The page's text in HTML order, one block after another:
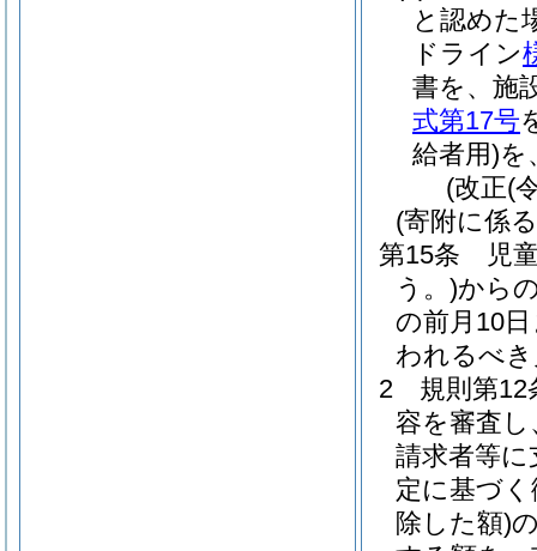
と認めた
ドライン
書を、施
式第17号
給者用)を
(改正(
(寄附に係
第15条
児
う。)から
の前月10
われるべ
2
規則第
容を審査
請求者等
定に基づ
除した額)